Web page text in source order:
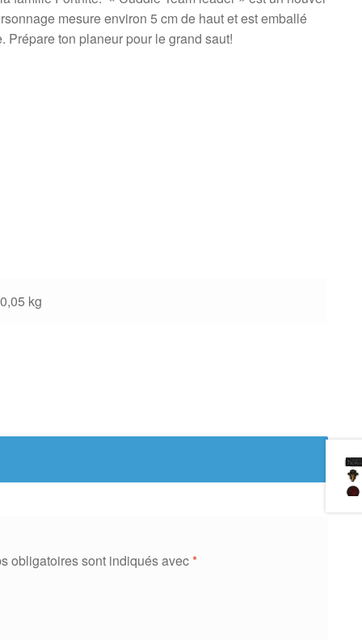
mesure environ 5 cm de haut et est emballé
ton planeur pour le grand saut!
0,05 kg
obligatoires sont indiqués avec*